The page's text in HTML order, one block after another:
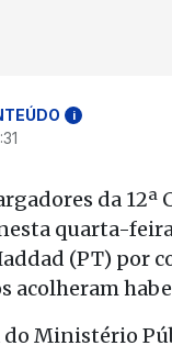
i
da 12ª
quarta-
(PT) por
acolheram
Ministério